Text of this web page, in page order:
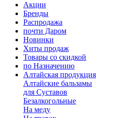
Акции
Бренды
Распродажа
почти Даром
Новинки
Хиты продаж
Товары со скидкой
по Назначению
Алтайская продукция
Алтайские бальзамы
для Суставов
Безалкогольные
На меду